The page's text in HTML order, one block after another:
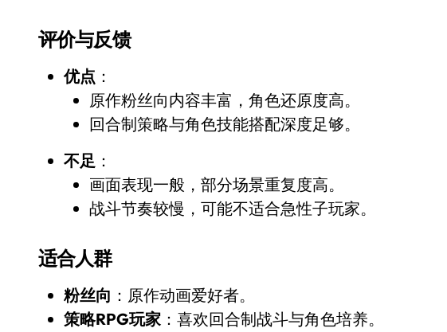
评价与反馈
优点 ：
原作粉丝向内容丰富，角色还原度高。
回合制策略与角色技能搭配深度足够。
不足 ：
画面表现一般，部分场景重复度高。
战斗节奏较慢，可能不适合急性子玩家。
适合人群
粉丝向 ：原作动画爱好者。
策略RPG玩家 ：喜欢回合制战斗与角色培养。